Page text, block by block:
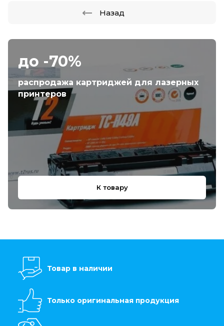
до -70%
распродажа картриджей для лазерных
принтеров
К товару
Назад
Товар в наличии
Только оригинальная продукция